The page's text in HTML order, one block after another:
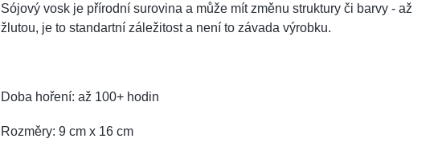
Sójový vosk je přírodní surovina a může mít změnu struktury či barvy - až
žlutou, je to standartní záležitost a není to závada výrobku.
Doba hoření: až 100+ hodin
Rozměry: 9 cm x 16 cm